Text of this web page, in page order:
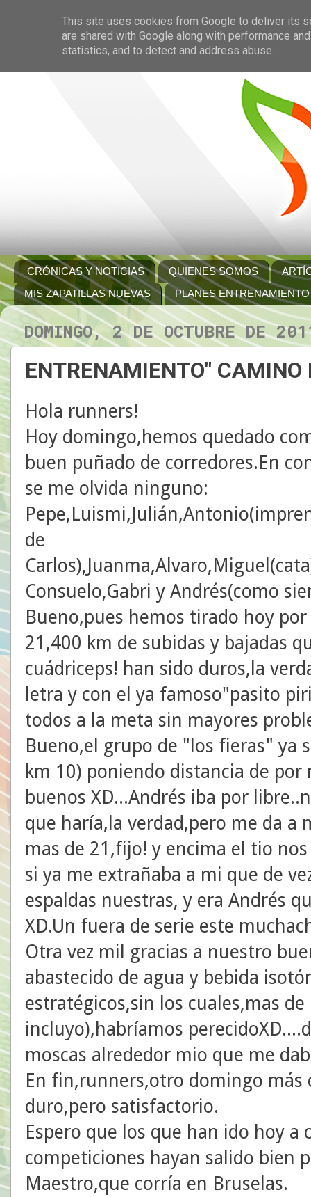
CRÓNICAS Y NOTICIAS QUIENES SOMOS
MIS ZAPATILLAS NUEVAS
PLANES ENTRENAMIENTO
DOMINGO, 2 DE OCTUBRE DE
ENTRENAMIENTO" CAMINO
Hola runners!
Hoy domingo,hemos quedado
buen puñado de corredores.En
se me olvida ninguno:
de
Consuelo,Gabri y Andrés(como
Bueno,pues hemos tirado hoy
21,400 km de subidas y bajadas
cuádriceps! han sido duros,la
letra y con el ya famoso"pasito
todos a la meta sin mayores
Bueno,el grupo de "los fieras" ya
km 10) poniendo distancia de
buenos XD...Andrés iba por
que haría,la verdad,pero me da a
mas de 21,fijo! y encima el tio
si ya me extrañaba a mi que de
espaldas nuestras, y era Andrés
XD.Un fuera de serie este
Otra vez mil gracias a nuestro
abastecido de agua y bebida
estratégicos,sin los cuales,mas
incluyo),habríamos
moscas alrededor mio que me
En fin,runners,otro domingo
duro,pero satisfactorio.
Espero que los que han ido hoy a
competiciones hayan salido bien
Maestro,que corría en Bruselas.
This site uses cookies from Google to deliver its
are shared with Google along with performance
statistics, and to detect and address abuse.